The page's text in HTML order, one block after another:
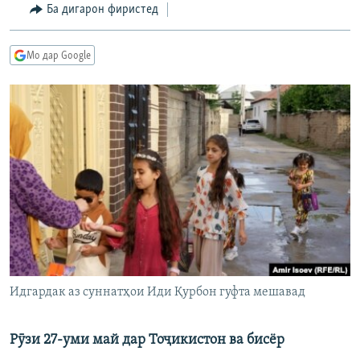
ҷусторФАРҲАНГ
ВАРЗИШ
НАЗАРИ МАРДУМ
ОЗОДӢ ОНЛАЙН
ВИДЕО
НИГОРИСТОН
ГУЗОРИШҲОИ РАДИОӢ
РӮЙХАТҲО
КИТОБҲОИ ОЗОДӢ
Русский
ПАЙГИРӢ КУНЕД
Ҳамаи сомонаҳои RFE/RL
Ба дигарон фиристед
Мо дар Google
Идгардак аз суннатҳои Иди Қурбон гуфта мешавад
Рӯзи 27-уми май дар Тоҷикистон ва бисёр